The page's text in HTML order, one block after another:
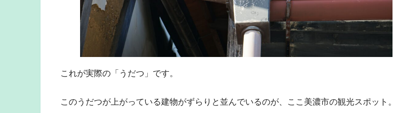
これが実際の「うだつ」です。
このうだつが上がっている建物がずらりと並んでいるのが、ここ美濃市の観光スポット。